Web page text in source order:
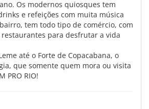
Os modernos quiosques tem
e refeições com muita música
tem todo tipo de comércio, com
para desfrutar a vida
até o Forte de Copacabana, o
que somente quem mora ou visita
PRO RIO!